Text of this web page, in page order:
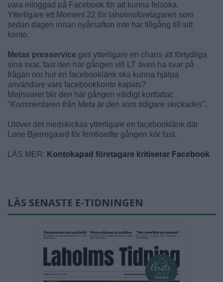
vara inloggad på Facebook för att kunna felsöka.
Ytterligare ett Moment 22 för laholmsföretagaren som
sedan dagen innan nyårsafton inte har tillgång till sitt
konto.
Metas presservice ges ytterligare en chans att förtydliga
sina svar, fast den här gången vill LT även ha svar på
frågan om hur en facebooklänk ska kunna hjälpa
användare vars facebookkonto kapats?
Mejlsvaret blir den här gången väldigt kortfattat:
"Kommentaren från Meta är den som tidigare skickades".
Utöver det medskickas ytterligare en facebooklänk där
Lone Bjerregaard för femtioelfte gången kör fast.
LÄS MER: Kontokapad företagare kritiserar Facebook
LÄS SENASTE E-TIDNINGEN